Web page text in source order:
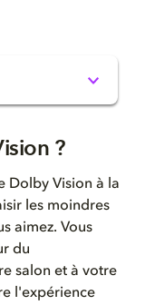
?
Dolby Vision à la
les moindres
aimez. Vous
du
salon et à votre
l'expérience